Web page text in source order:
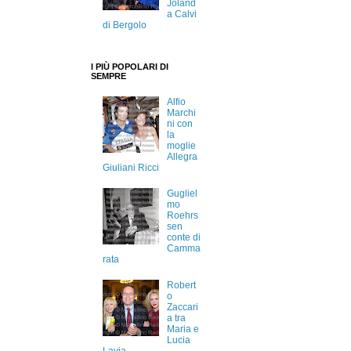
Joland
a Calvi
di Bergolo
I PIÙ POPOLARI DI
SEMPRE
Alfio
Marchi
ni con
la
moglie
Allegra
Giuliani Ricci
Gugliel
mo
Roehrs
sen
conte di
Camma
rata
Robert
o
Zaccari
a tra
Maria e
Lucia